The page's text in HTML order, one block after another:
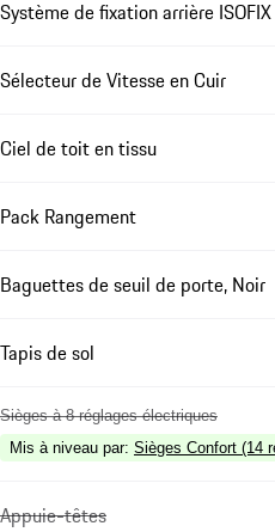
Système de fixation arrière ISOFIX
Sélecteur de Vitesse en Cuir
Ciel de toit en tissu
Pack Rangement
Baguettes de seuil de porte, Noir
Tapis de sol
Sièges à 8 réglages électriques
Mis à niveau par: Sièges Confort (14
Appuie-têtes